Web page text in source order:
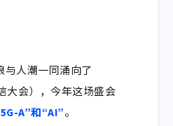
与人潮一同涌向了
大会），今年这场盛会
A”和“AI”。